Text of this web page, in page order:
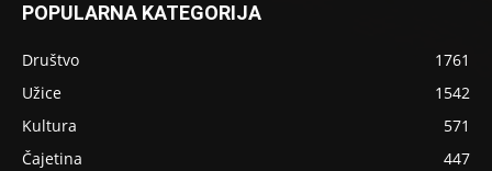
POPULARNA KATEGORIJA
Društvo
1761
Užice
1542
Kultura
571
Čajetina
447